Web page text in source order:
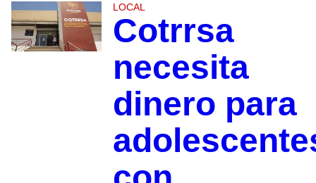
LOCAL
Cotrrsa
necesita
dinero para